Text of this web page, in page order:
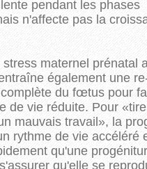
pendant les phases
n'affecte pas la
maternel prénatal
également une
du fœtus pour
de vie réduite. Pour
mauvais travail», la
rythme de vie accéléré
qu'une
qu'elle se